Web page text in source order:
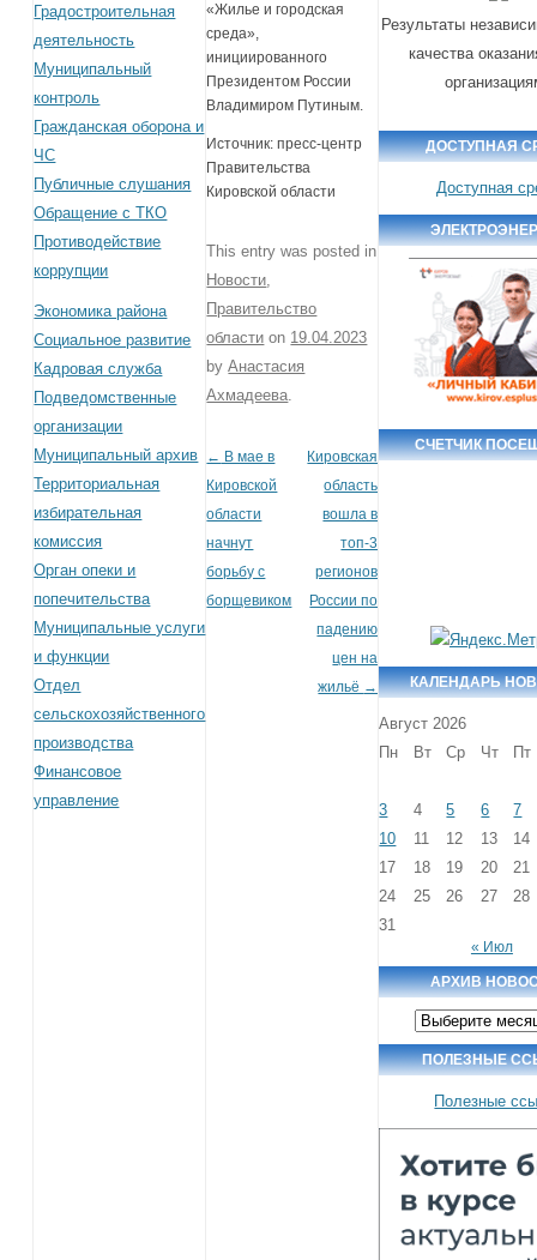
Градостроительная
деятельность
Муниципальный
контроль
Гражданская оборона и
ЧС
Публичные слушания
Обращение с ТКО
Противодействие
коррупции
Экономика района
Социальное развитие
Кадровая служба
Подведомственные
организации
Муниципальный архив
Территориальная
избирательная
комиссия
Орган опеки и
попечительства
Муниципальные услуги
и функции
Отдел
сельскохозяйственного
производства
Финансовое
управление
«Жилье и городская
среда»,
инициированного
Президентом России
Владимиром Путиным.
Источник: пресс-центр
Правительства
Кировской области
This entry was posted in
Новости
Правительство
области on 19.04.2023
byАнастасия
Ахмадеева
Post navigation
← В мае в
Кировской
области
начнут
борьбу с
борщевиком
Кировская
область
вошла в
топ-3
регионов
России по
падению
цен на
жильё →
Результаты
качества
ДОСТУПНАЯ
Доступная
СЧЕТЧИК
КАЛЕНДАРЬ
Август 2026
Пн
Вт Ср Чт Пт
3 4 5 6
7
10
11 12 13
14
17
18 19 20
21
24
25 26 27
28
31
« Июл
АРХИВ
Архив
новостей
ПОЛЕЗНЫЕ
Полезные